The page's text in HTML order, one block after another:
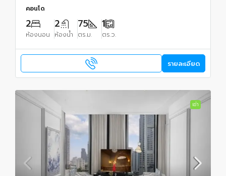
คอนโด
2
ห้องนอน
2
ห้องน้ำ
75
ตร.ม.
1
ตร.ว.
รายละเอียด
เช่า